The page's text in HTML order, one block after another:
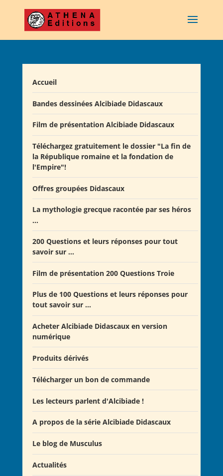
Accueil
Bandes dessinées Alcibiade Didascaux
Film de présentation Alcibiade Didascaux
Téléchargez gratuitement le dossier "La fin de
la République romaine et la fondation de
l'Empire"!
Offres groupées Didascaux
Offre "Tout savoir sur la guerre de Troie!"
Offre Spéciale Moyen Âge
Offre 5 volumes + cadeau
Offre Spéciale Latinistes
Offre Spéciale “De la fin de la République romaine à
la fondation de l’Empire”
Offre Collection complète Alcibiade Didascaux
La mythologie grecque racontée par ses héros
...
200 Questions et leurs réponses pour tout
savoir sur ...
Film de présentation 200 Questions Troie
Plus de 100 Questions et leurs réponses pour
tout savoir sur ...
Acheter Alcibiade Didascaux en version
numérique
Produits dérivés
Télécharger un bon de commande
Les lecteurs parlent d'Alcibiade !
Les lecteurs en parlent - Livre d'0r
Flipbook Exposé Alcibiade Didascaux
A propos de la série Alcibiade Didascaux
Le blog de Musculus
Actualités